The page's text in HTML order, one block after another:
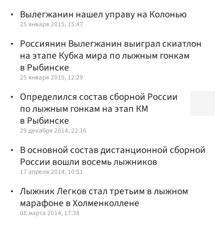
Вылегжанин нашел управу на Колонью
25 января 2015, 15:47
Россиянин Вылегжанин выиграл скиатлон
на этапе Кубка мира по лыжным гонкам
в Рыбинске
25 января 2015, 12:29
Определился состав сборной России
по лыжным гонкам на этап КМ
в Рыбинске
29 декабря 2014, 22:16
В основной состав дистанционной сборной
России вошли восемь лыжников
17 апреля 2014, 10:51
Лыжник Легков стал третьим в лыжном
марафоне в Холменколлене
08 марта 2014, 17:38